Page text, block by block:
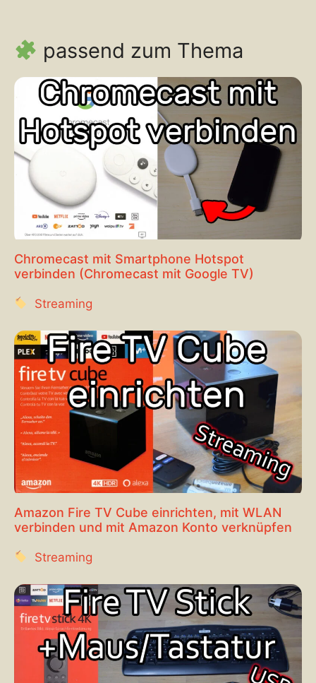
passend zum Thema
Chromecast mit Smartphone Hotspot
verbinden (Chromecast mit Google TV)
Streaming
Amazon Fire TV Cube einrichten, mit WLAN
verbinden und mit Amazon Konto verknüpfen
Streaming